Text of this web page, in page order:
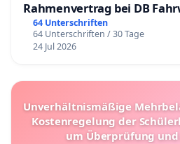
Rahmenvertrag bei DB
64 Unterschriften
64 Unterschriften / 30 Tage
24 Jul 2026
Unverhältnismäßige
Kostenregelung der
um Überprüfung